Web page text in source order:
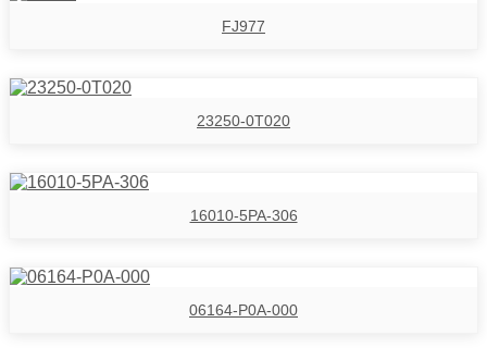
FJ977
23250-0T020
16010-5PA-306
06164-P0A-000